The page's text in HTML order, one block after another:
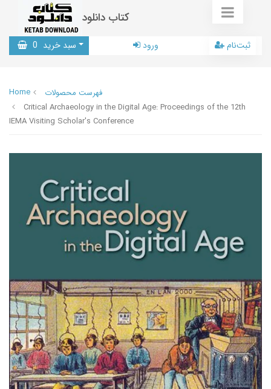
کتاب دانلود
سبد خرید 0 ورود ثبت‌نام
Home
فهرست محصولات
Critical Archaeology in the Digital Age: Proceedings of the 12th
IEMA Visiting Scholar's Conference